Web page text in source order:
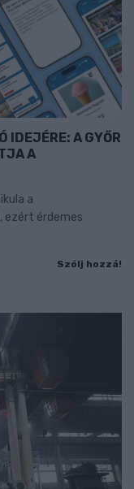
IDEJÉRE: A GYŐR
A
a
ezért érdemes
Szólj hozzá!